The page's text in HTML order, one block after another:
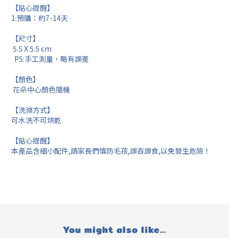
【貼心提醒】
1:預購：約7-14天
【尺寸】
5.5 X 5.5 cm
PS:手工測量，略有誤差
【顏色】
花朵中心顏色隨機
【洗滌方式】
可水洗不可烘乾
【貼心提醒】
本產品含細小配件,請家長們慎防毛孩,誤吞誤食,以免發生危險！
You might also like...